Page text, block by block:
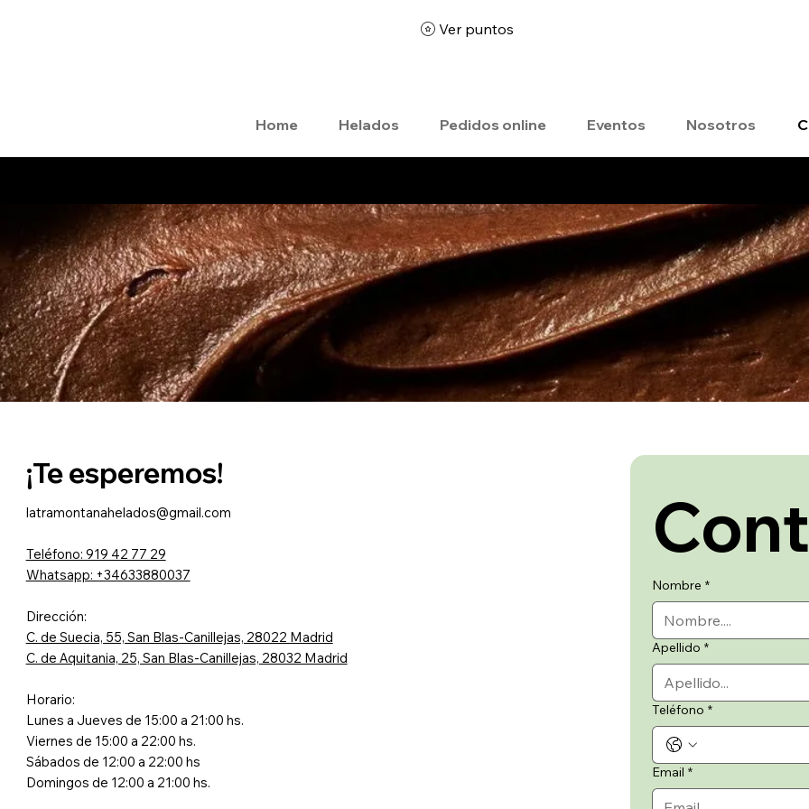
Home Helados Pedidos online Eventos Nosotros
Ver puntos
¡Te esperemos!
latramontanahelados@gmail.com
Teléfono: 919 42 77 29
Whatsapp: +34633880037
Dirección:
C. de Suecia, 55, San Blas-Canillejas, 28022 Madrid
C. de Aquitania, 25, San Blas-Canillejas, 28032 Madrid
Horario:
Lunes a Jueves de 15:00 a 21:00 hs.
Viernes de 15:00 a 22:00 hs.
Sábados de 12:00 a 22:00 hs
Domingos de 12:00 a 21:00 hs.
Nombre *
Apellido *
Teléfono *
Email *